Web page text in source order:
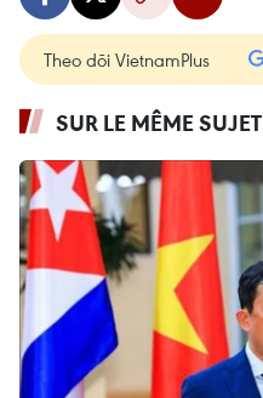
Theo dõi VietnamPlus
SUR LE MÊME SUJET